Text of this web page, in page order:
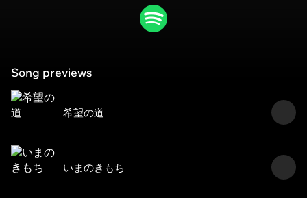
Song previews
希望の道
いまのきもち